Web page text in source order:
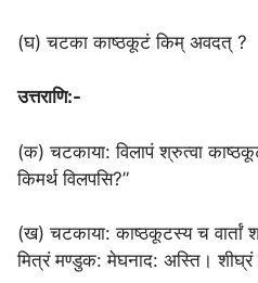
(घ) चटका काष्ठकूटं किम् अवदत् ?
उत्तराणि:-
(क) चटकाया: विलापं श्रुत्वा
किमर्थ विलपसि?”
(ख) चटकाया: काष्ठकूटस्य च वार्तां
मित्रं मण्डुक: मेघनाद: अस्ति। शीघ्रं